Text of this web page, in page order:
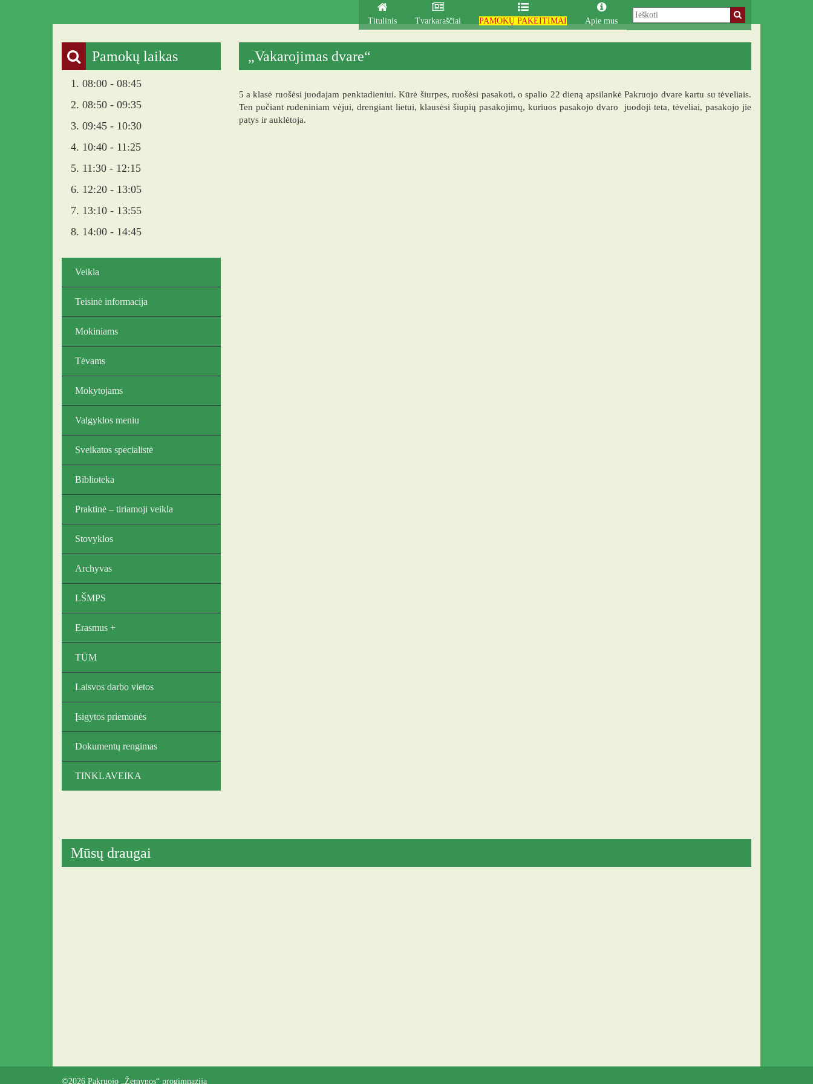
Titulinis Tvarkaraščiai PAMOKŲ PAKEITIMAI Apie mus
Pamokų laikas
1. 08:00 - 08:45
2. 08:50 - 09:35
3. 09:45 - 10:30
4. 10:40 - 11:25
5. 11:30 - 12:15
6. 12:20 - 13:05
7. 13:10 - 13:55
8. 14:00 - 14:45
Veikla
Teisinė informacija
Mokiniams
Tėvams
Mokytojams
Valgyklos meniu
Sveikatos specialistė
Biblioteka
Praktinė – tiriamoji veikla
Stovyklos
Archyvas
LŠMPS
Erasmus +
TŪM
Laisvos darbo vietos
Įsigytos priemonės
Dokumentų rengimas
TINKLAVEIKA
„Vakarojimas dvare“
5 a klasė ruošėsi juodajam penktadieniui. Kūrė šiurpes, ruošėsi pasakoti, o spalio 22 dieną apsilankė Pakruojo dvare kartu su tėveliais.
Ten pučiant rudeniniam vėjui, drengiant lietui, klausėsi šiupių pasakojimų, kuriuos pasakojo dvaro juodoji teta, tėveliai, pasakojo jie
patys ir auklėtoja.
Mūsų draugai
©2026 Pakruojo „Žemynos“ progimnazija